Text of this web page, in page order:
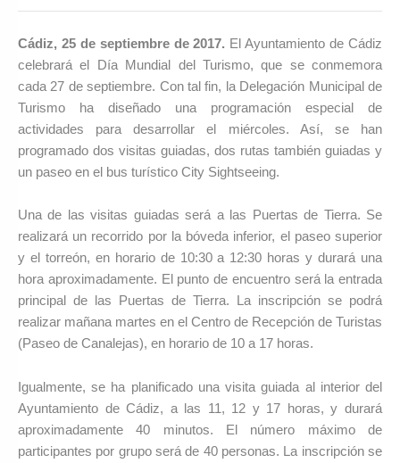
Cádiz, 25 de septiembre de 2017. El Ayuntamiento de Cádiz
celebrará el Día Mundial del Turismo, que se conmemora
cada 27 de septiembre. Con tal fin, la Delegación Municipal de
Turismo ha diseñado una programación especial de
actividades para desarrollar el miércoles. Así, se han
programado dos visitas guiadas, dos rutas también guiadas y
un paseo en el bus turístico City Sightseeing.
Una de las visitas guiadas será a las Puertas de Tierra. Se
realizará un recorrido por la bóveda inferior, el paseo superior
y el torreón, en horario de 10:30 a 12:30 horas y durará una
hora aproximadamente. El punto de encuentro será la entrada
principal de las Puertas de Tierra. La inscripción se podrá
realizar mañana martes en el Centro de Recepción de Turistas
(Paseo de Canalejas), en horario de 10 a 17 horas.
Igualmente, se ha planificado una visita guiada al interior del
Ayuntamiento de Cádiz, a las 11, 12 y 17 horas, y durará
aproximadamente 40 minutos. El número máximo de
participantes por grupo será de 40 personas. La inscripción se